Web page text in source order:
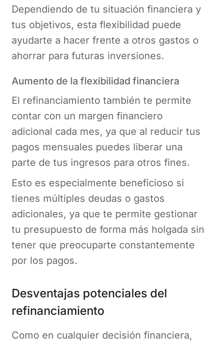
Dependiendo de tu situación financiera y
tus objetivos, esta flexibilidad puede
ayudarte a hacer frente a otros gastos o
ahorrar para futuras inversiones.
Aumento de la flexibilidad financiera
El refinanciamiento también te permite
contar con un margen financiero
adicional cada mes, ya que al reducir tus
pagos mensuales puedes liberar una
parte de tus ingresos para otros fines.
Esto es especialmente beneficioso si
tienes múltiples deudas o gastos
adicionales, ya que te permite gestionar
tu presupuesto de forma más holgada sin
tener que preocuparte constantemente
por los pagos.
Desventajas potenciales del
refinanciamiento
Como en cualquier decisión financiera,